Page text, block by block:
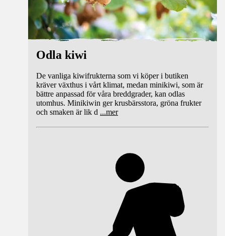
Odla kiwi
De vanliga kiwifrukterna som vi köper i butiken
kräver växthus i vårt klimat, medan minikiwi, som är
bättre anpassad för våra breddgrader, kan odlas
utomhus. Minikiwin ger krusbärsstora, gröna frukter
och smaken är lik d ...mer